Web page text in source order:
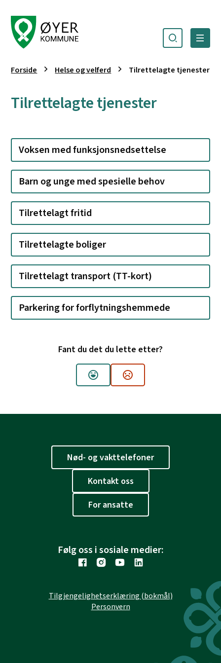
Søk Meny
Du er her:
Forside Helse og velferd Tilrettelagte tjenester
Tilrettelagte tjenester
Voksen med funksjonsnedsettelse
Barn og unge med spesielle behov
Tilrettelagt fritid
Tilrettelagte boliger
Tilrettelagt transport (TT-kort)
Parkering for forflytningshemmede
Fant du det du lette etter?
Ja Nei
Nød- og vakttelefoner
Kontakt oss
For ansatte
Følg oss i sosiale medier:
Tilgjengelighetserklæring (bokmål)
Personvern